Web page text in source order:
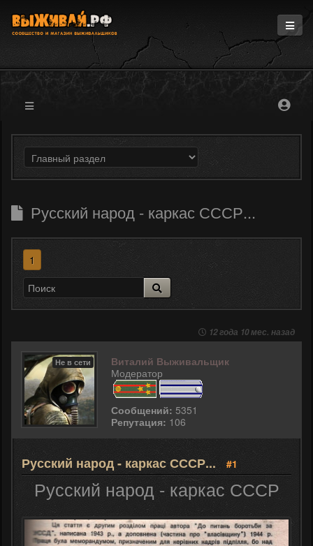
Информация
Магазин
Форум
Русский народ - каркас СССР...
1
12 года 10 мес. назад
Не в сети
Виталий Выживальщик
Модератор
Сообщений: 5351
Репутация: 106
Русский народ - каркас СССР... #1
Русский народ - каркас СССР